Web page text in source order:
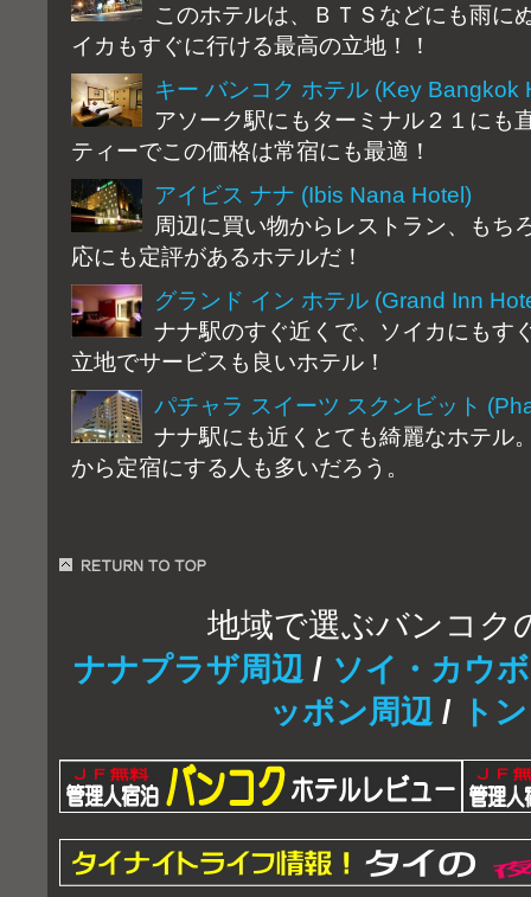
このホテルは、ＢＴＳなどにも雨に
イカもすぐに行ける最高の立地！！
キー バンコク ホテル (Key Bangkok
アソーク駅にもターミナル２１にも
ティーでこの価格は常宿にも最適！
アイビス ナナ (Ibis Nana Hotel)
周辺に買い物からレストラン、もち
応にも定評があるホテルだ！
グランド イン ホテル (Grand Inn
ナナ駅のすぐ近くで、ソイカにもす
立地でサービスも良いホテル！
パチャラ スイーツ スクンビット
ナナ駅にも近くとても綺麗なホテル
から定宿にする人も多いだろう。
地域で選ぶバンコク
ナナプラザ周辺 / ソイ・カウ
ッポン周辺 / ト